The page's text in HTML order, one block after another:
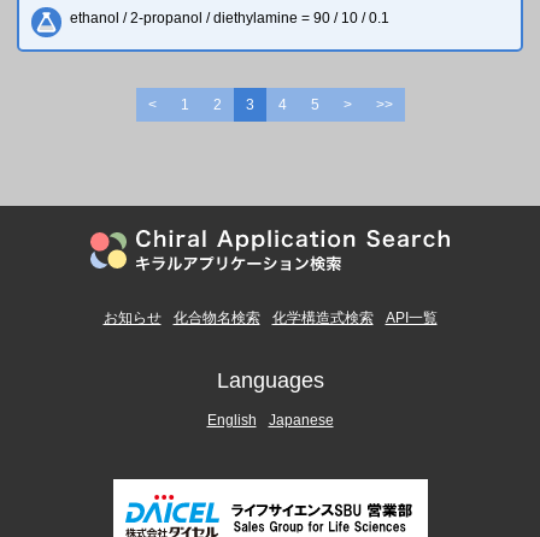
ethanol / 2-propanol / diethylamine = 90 / 10 / 0.1
< 1 2 3 4 5 > >>
お知らせ 化合物名検索 化学構造式検索 API一覧
Languages
English Japanese